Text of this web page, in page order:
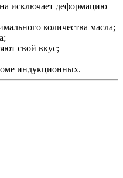
исключает деформацию
количества масла;
свой вкус;
индукционных.